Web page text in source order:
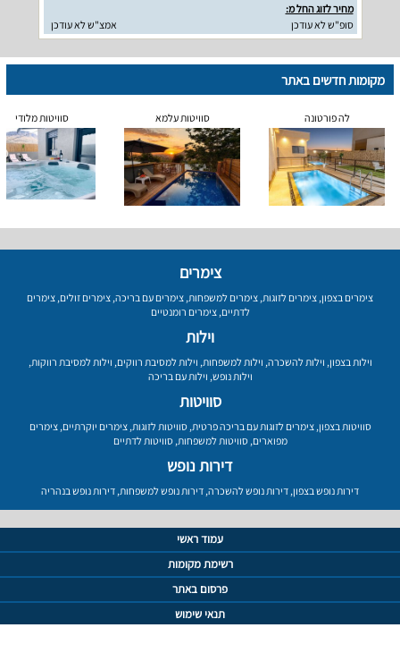
מחיר לזוג החל מ:
סופ"ש לא עודכן
אמצ"ש לא עודכן
מקומות חדשים באתר
לה פורטונה סוויטות עלמא סוויטות מלודי
צימרים
צימרים בצפון, צימרים לזוגות, צימרים למשפחות, צימרים עם בריכה, צימרים זולים, צימרים
לדתיים,צימרים רומנטיים
וילות
וילות בצפון, וילות להשכרה, וילות למשפחות, וילות למסיבת רווקים, וילות למסיבת רווקות,
וילות נופש, וילות עם בריכה
סוויטות
סוויטות בצפון,צימרים לזוגות עם בריכה פרטית,סוויטות לזוגות,צימרים יוקרתיים,צימרים
מפוארים,סוויטות למשפחות,סוויטות לדתיים
דירות נופש
דירות נופש בצפון, דירות נופש להשכרה, דירות נופש למשפחות, דירות נופש בנהריה
עמוד ראשי
רשימת מקומות
פרסום באתר
תנאי שימוש